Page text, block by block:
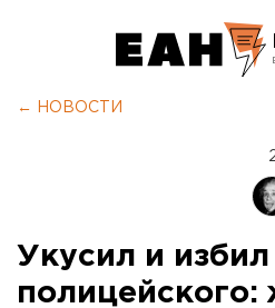
← НОВОСТИ
Укусил и избил
полицейского: